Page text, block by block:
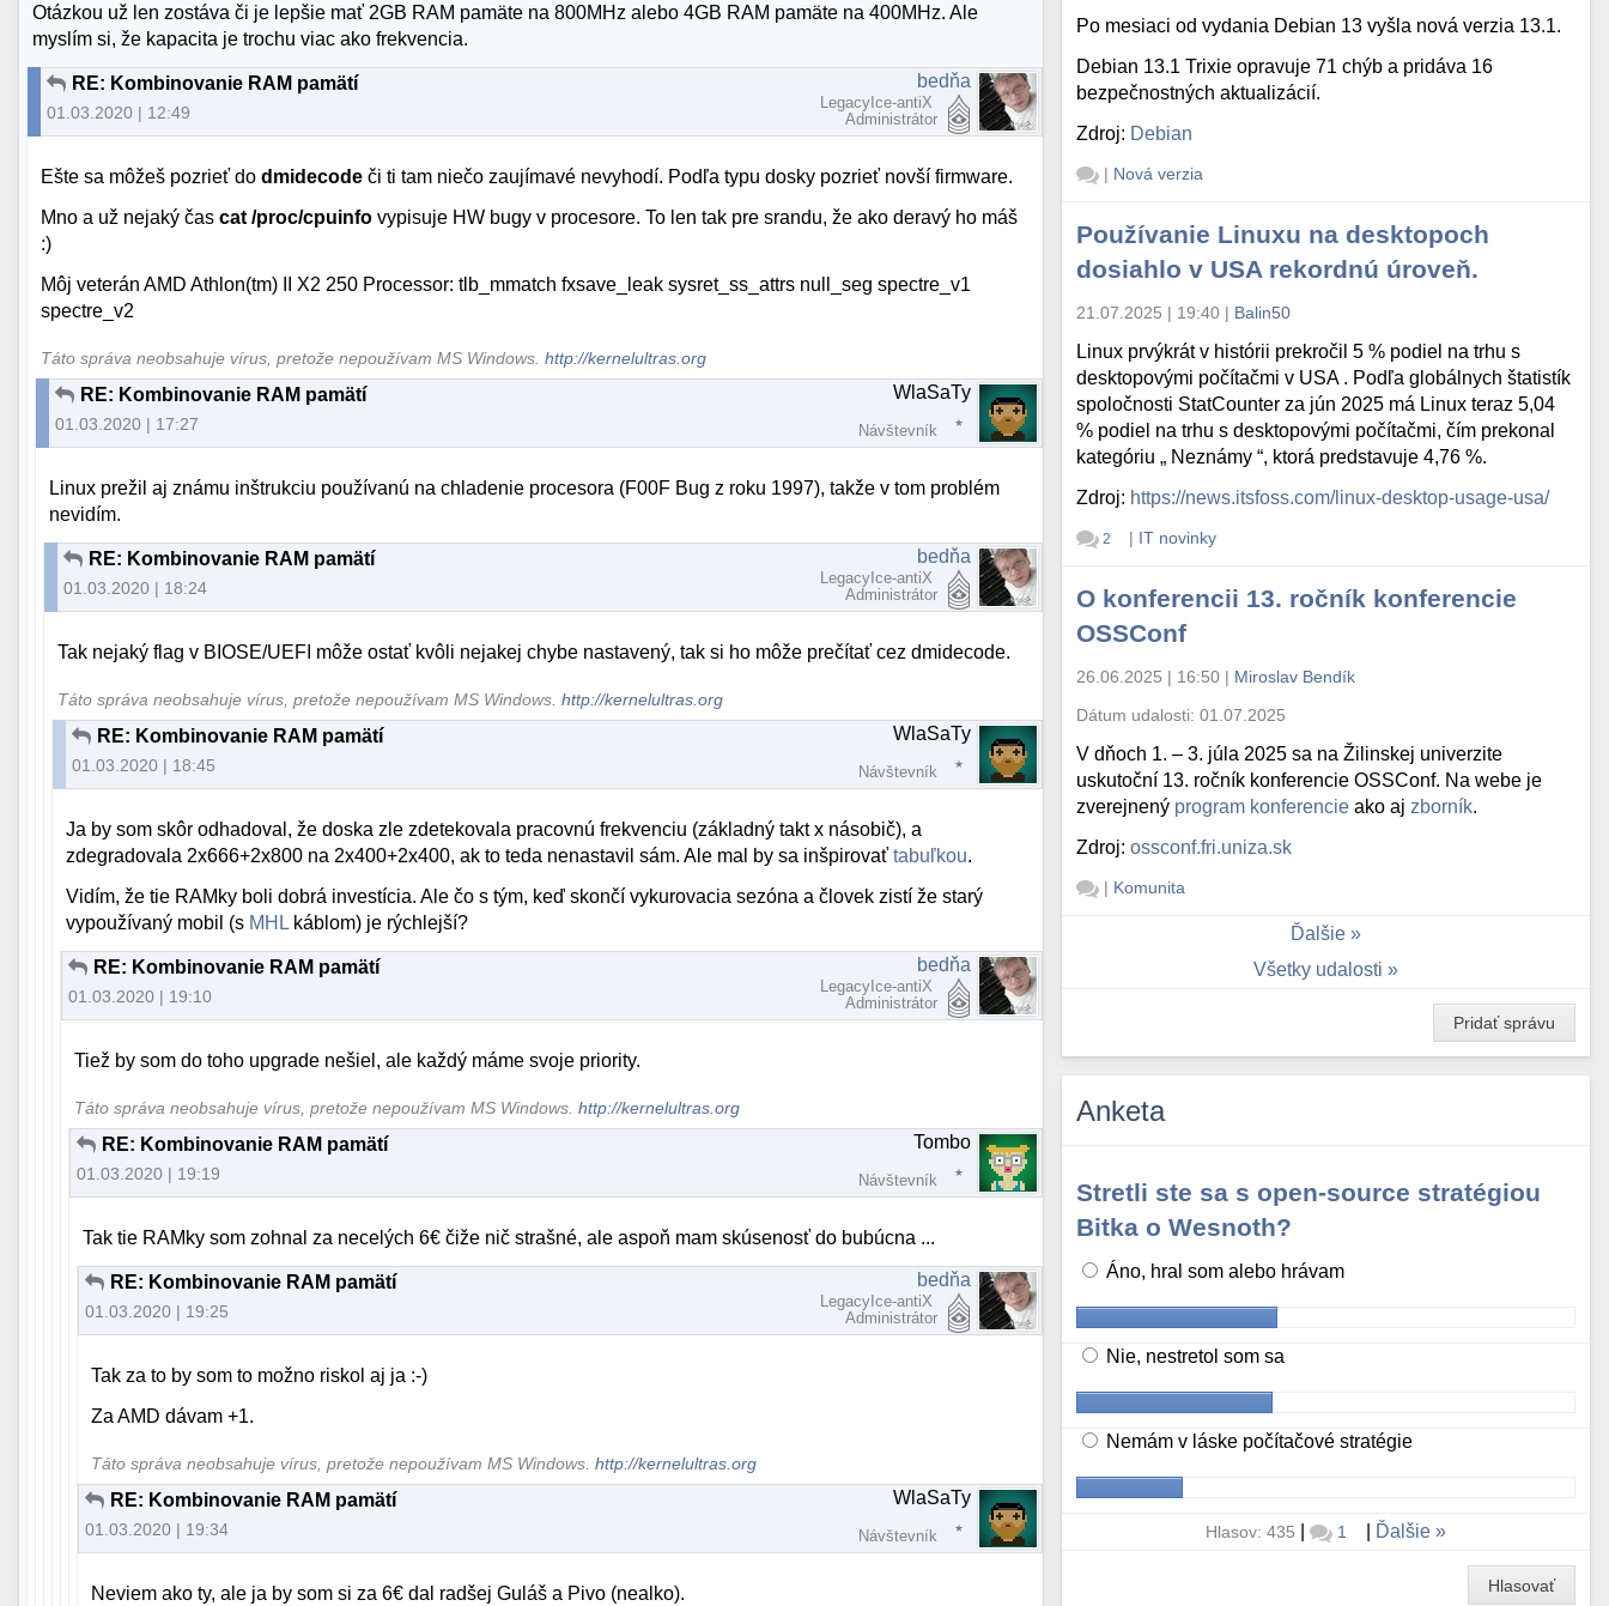
Otázkou už len zostáva či je lepšie mať 2GB RAM pamäte na 800MHz alebo 4GB RAM pamäte na 400MHz. Ale
myslím si, že kapacita je trochu viac ako frekvencia.
RE: Kombinovanie RAM pamätí
01.03.2020 | 12:49
bedňa
LegacyIce-antiX
Administrátor
Ešte sa môžeš pozrieť dodmidecode či ti tam niečo zaujímavé nevyhodí. Podľa typu dosky pozrieť novší firmware.
Mno a už nejaký čascat /proc/cpuinfo vypisuje HW bugy v procesore. To len tak pre srandu, že ako deravý ho máš
:)
Môj veterán AMD Athlon(tm) II X2 250 Processor: tlb_mmatch fxsave_leak sysret_ss_attrs null_seg spectre_v1
spectre_v2
Táto správa neobsahuje vírus, pretože nepoužívam MS Windows.http://kernelultras.org
RE: Kombinovanie RAM pamätí
01.03.2020 | 17:27
WlaSaTy
Návštevník
Linux prežil aj známu inštrukciu používanú na chladenie procesora (F00F Bug z roku 1997), takže v tom problém
nevidím.
RE: Kombinovanie RAM pamätí
01.03.2020 | 18:24
bedňa
LegacyIce-antiX
Administrátor
Tak nejaký flag v BIOSE/UEFI môže ostať kvôli nejakej chybe nastavený, tak si ho môže prečítať cez dmidecode.
Táto správa neobsahuje vírus, pretože nepoužívam MS Windows.http://kernelultras.org
RE: Kombinovanie RAM pamätí
01.03.2020 | 18:45
WlaSaTy
Návštevník
Ja by som skôr odhadoval, že doska zle zdetekovala pracovnú frekvenciu (základný takt x násobič), a
zdegradovala 2x666+2x800 na 2x400+2x400, ak to teda nenastavil sám. Ale mal by sa inšpirovaťtabuľkou.
Vidím, že tie RAMky boli dobrá investícia. Ale čo s tým, keď skončí vykurovacia sezóna a človek zistí že starý
vypoužívaný mobil (s MHL káblom) je rýchlejší?
RE: Kombinovanie RAM pamätí
01.03.2020 | 19:10
bedňa
LegacyIce-antiX
Administrátor
Tiež by som do toho upgrade nešiel, ale každý máme svoje priority.
Táto správa neobsahuje vírus, pretože nepoužívam MS Windows.http://kernelultras.org
RE: Kombinovanie RAM pamätí
01.03.2020 | 19:19
Tombo
Návštevník
Tak tie RAMky som zohnal za necelých 6€ čiže nič strašné, ale aspoň mam skúsenosť do bubúcna ...
RE: Kombinovanie RAM pamätí
01.03.2020 | 19:25
bedňa
LegacyIce-antiX
Administrátor
Tak za to by som to možno riskol aj ja :-)
Za AMD dávam +1.
Táto správa neobsahuje vírus, pretože nepoužívam MS Windows.http://kernelultras.org
RE: Kombinovanie RAM pamätí
01.03.2020 | 19:34
WlaSaTy
Návštevník
Neviem ako ty, ale ja by som si za 6€ dal radšej Guláš a Pivo (nealko).
Po mesiaci od vydania Debian 13 vyšla nová verzia 13.1.
Debian 13.1 Trixie opravuje 71 chýb a pridáva 16
bezpečnostných aktualizácií.
Zdroj: Debian
| Nová verzia
Používanie Linuxu na desktopoch
dosiahlo v USA rekordnú úroveň.
21.07.2025 | 19:40 | Balin50
Linux prvýkrát v histórii prekročil 5 % podiel na trhu s
desktopovými počítačmi v USA . Podľa globálnych štatistík
spoločnosti StatCounter za jún 2025 má Linux teraz 5,04
% podiel na trhu s desktopovými počítačmi, čím prekonal
kategóriu „ Neznámy “, ktorá predstavuje 4,76 %.
Zdroj: https://news.itsfoss.com/linux-desktop-usage-usa/
2 | IT novinky
O konferencii 13. ročník konferencie
OSSConf
26.06.2025 | 16:50 | Miroslav Bendík
Dátum udalosti:01.07.2025
V dňoch 1. – 3. júla 2025 sa na Žilinskej univerzite
uskutoční 13. ročník konferencie OSSConf. Na webe je
zverejnený program konferencie ako aj zborník.
Zdroj:ossconf.fri.uniza.sk
| Komunita
Ďalšie
Všetky udalosti
Pridať správu
Anketa
Stretli ste sa s open-source stratégiou
Bitka o Wesnoth?
Áno, hral som alebo hrávam
Nie, nestretol som sa
Nemám v láske počítačové stratégie
Hlasov: 435 | 1 Ďalšie
Hlasovať